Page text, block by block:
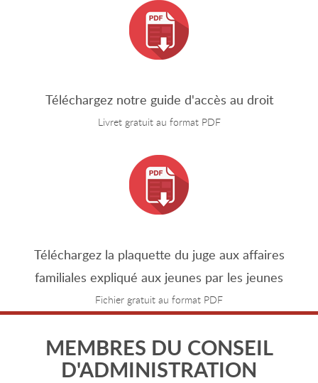
Téléchargez notre guide d'accès au droit
Livret gratuit au format PDF
Téléchargez la plaquette du juge aux affaires
familiales expliqué aux jeunes par les jeunes
Fichier gratuit au format PDF
MEMBRES DU CONSEIL
D'ADMINISTRATION